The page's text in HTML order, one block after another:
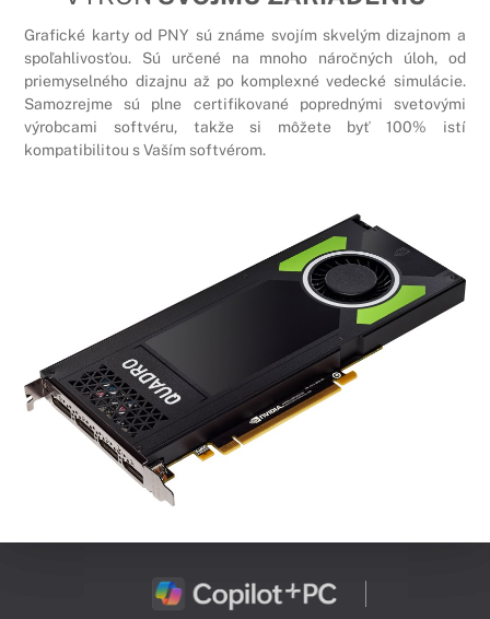
Grafické karty od PNY sú známe svojím skvelým dizajnom a
spoľahlivosťou. Sú určené na mnoho náročných úloh, od
priemyselného dizajnu až po komplexné vedecké simulácie.
Samozrejme sú plne certifikované poprednými svetovými
výrobcami softvéru, takže si môžete byť 100% istí
kompatibilitou s Vaším softvérom.